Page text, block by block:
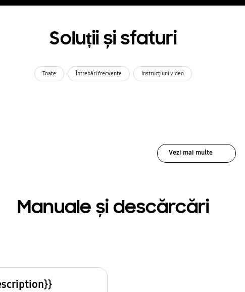
Soluții și sfaturi
Toate Întrebări frecvente Instrucţiuni video
Vezi mai multe
Manuale și descărcări